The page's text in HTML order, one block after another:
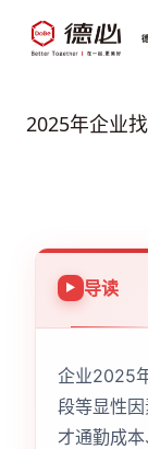
2025年企业
导读
企业2025
段等显性
才通勤成